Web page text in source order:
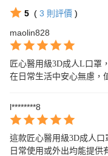
5 ( 3 則評價 )
maolin828
匠心醫用級3D成人L口罩
在日常生活中安心無慮，
l********8
這款匠心醫用級3D成人
日常使用或外出均能提供